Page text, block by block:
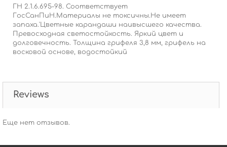
ГН 2.1.6.695-98. Соответствует
ГосСанПиН.Материалы не токсичны.Не имеет
запаха.'Цветные карандаши наивысшего качества.
Превосходная светостойкость. Яркий цвет и
долговечность. Толщина грифеля 3,8 мм, грифель на
восковой основе, водостойкий
Reviews
Еще нет отзывов.